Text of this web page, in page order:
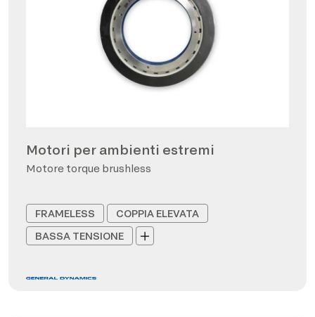
Motori per ambienti estremi
Motore torque brushless
FRAMELESS
COPPIA ELEVATA
BASSA TENSIONE